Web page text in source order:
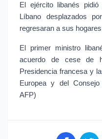
El ejército libanés
Líbano desplazados
regresaran a sus
El primer ministro
acuerdo de cese de
Presidencia francesa y
Europea y del Consejo
AFP)